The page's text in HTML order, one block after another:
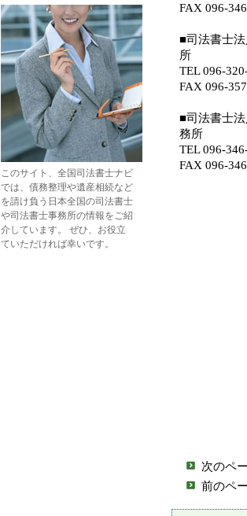
FAX 096-
■司法書士
所
TEL 096-
FAX 096-
■司法書士
務所
TEL 096-
FAX 096-
次のペ
前のペ
このサイト、全国司法書士ナビ
では、債務整理や遺産相続など
を請け負う日本全国の司法書士
や司法書士事務所の情報をご紹
介しています。 ぜひ、お役立
ていただければ幸いです。